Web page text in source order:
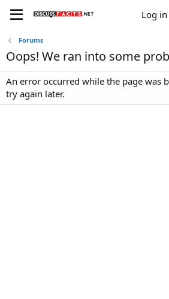
Log in
Forums
Oops! We ran into some
An error occurred while the page was
try again later.